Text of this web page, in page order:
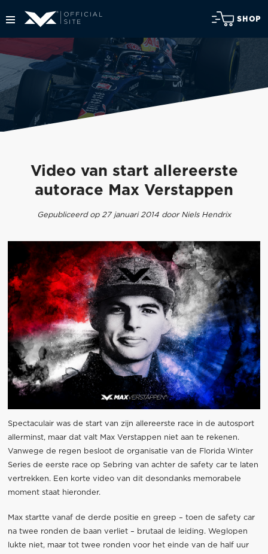
SHOP
Video van start allereerste
autorace Max Verstappen
Gepubliceerd op 27 januari 2014 door Niels Hendrix
Spectaculair was de start van zijn allereerste race in de autosport
allerminst, maar dat valt Max Verstappen niet aan te rekenen.
Vanwege de regen besloot de organisatie van de Florida Winter
Series de eerste race op Sebring van achter de safety car te laten
vertrekken. Een korte video van dit desondanks memorabele
moment staat hieronder.
Max startte vanaf de derde positie en greep – toen de safety car
na twee ronden de baan verliet – brutaal de leiding. Weglopen
lukte niet, maar tot twee ronden voor het einde van de half uur